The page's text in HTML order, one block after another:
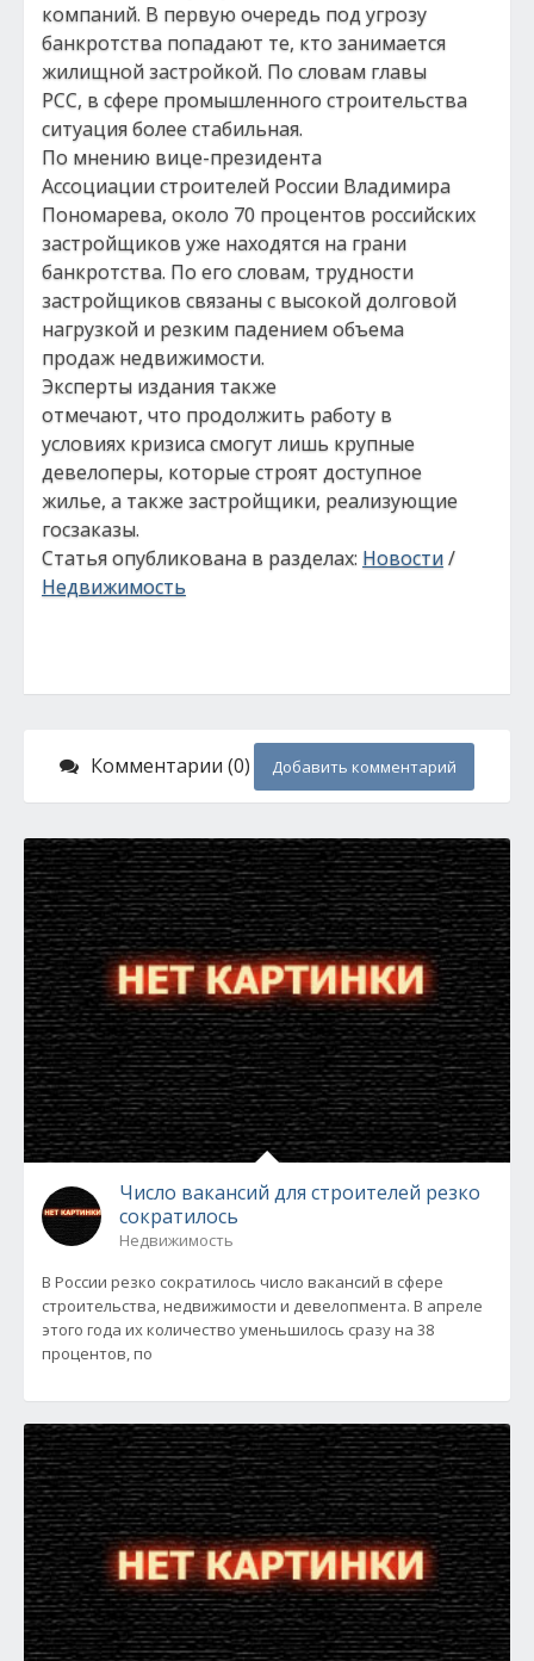
компаний. В первую очередь под угрозу
банкротства попадают те, кто занимается
жилищной застройкой. По словам главы
РСС, в сфере промышленного строительства
ситуация более стабильная.
По мнению вице-президента
Ассоциации строителей России Владимира
Пономарева, около 70 процентов российских
застройщиков уже находятся на грани
банкротства. По его словам, трудности
застройщиков связаны с высокой долговой
нагрузкой и резким падением объема
продаж недвижимости.
Эксперты издания также
отмечают, что продолжить работу в
условиях кризиса смогут лишь крупные
девелоперы, которые строят доступное
жилье, а также застройщики, реализующие
госзаказы.
Статья опубликована в разделах: Новости/
Недвижимость
Комментарии (0) Добавить комментарий
Число вакансий для строителей резко
сократилось
Недвижимость
В России резко сократилось число вакансий в сфере
строительства, недвижимости и девелопмента. В апреле
этого года их количество уменьшилось сразу на 38
процентов, по